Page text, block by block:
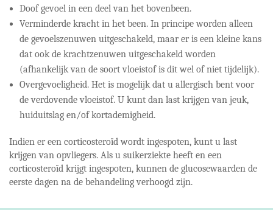
Doof gevoel in een deel van het bovenbeen.
Verminderde kracht in het been. In principe worden alleen
de gevoelszenuwen uitgeschakeld, maar er is een kleine kans
dat ook de krachtzenuwen uitgeschakeld worden
(afhankelijk van de soort vloeistof is dit wel of niet tijdelijk).
Overgevoeligheid. Het is mogelijk dat u allergisch bent voor
de verdovende vloeistof. U kunt dan last krijgen van jeuk,
huiduitslag en/of kortademigheid.
Indien er een corticosteroïd wordt ingespoten, kunt u last
krijgen van opvliegers. Als u suikerziekte heeft en een
corticosteroïd krijgt ingespoten, kunnen de glucosewaarden de
eerste dagen na de behandeling verhoogd zijn.